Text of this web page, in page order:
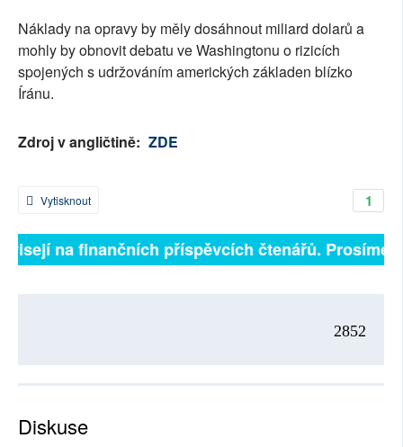
Náklady na opravy by měly dosáhnout miliard dolarů a
mohly by obnovit debatu ve Washingtonu o rizicích
spojených s udržováním amerických základen blízko
Íránu.
Zdroj v angličtině: ZDE
1
Vytisknout
na finančních příspěvcích čtenářů. Prosíme,
2852
Diskuse